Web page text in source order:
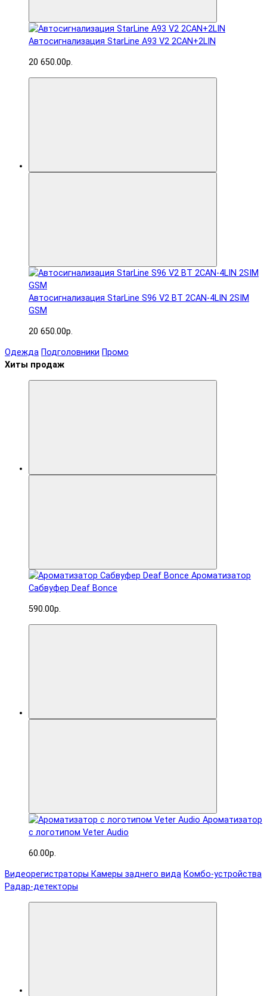
Автосигнализация StarLine A93 V2 2CAN+2LIN
20 650.00р.
Автосигнализация StarLine S96 V2 BT 2CAN-4LIN 2SIM
GSM
20 650.00р.
Одежда Подголовники Промо
Хиты продаж
Ароматизатор
Сабвуфер Deaf Bonce
590.00р.
Ароматизатор
с логотипом Veter Audio
60.00р.
Видеорегистраторы Камеры заднего вида Комбо-устройства
Радар-детекторы